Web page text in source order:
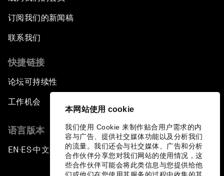
本网站使用 cookie
我们使用 Cookie 来制作贴合用户需求的内
容与广告、提供社交媒体功能以及分析我们
的流量。我们还会与社交媒体、广告和分析
合作伙伴分享您对我们网站的使用情况，这
些合作伙伴可能会将此类信息与您提供给他
订阅我们的新闻稿
联系我们
快捷链接
论坛可持续性
工作机会
语言版本
EN ▪ES▪中文▪ 日本語